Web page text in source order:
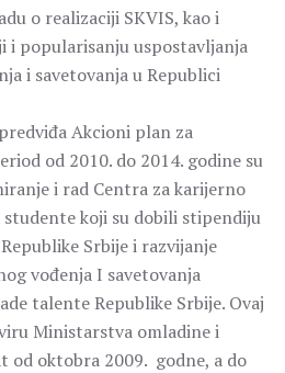
o realizaciji SKVIS, kao i
i popularisanju uspostavljanja
i savetovanja u Republici
Akcioni plan za
od 2010. do 2014. godine su
i rad Centra za karijerno
studente koji su dobili stipendiju
Srbije i razvijanje
vođenja I savetovanja
talente Republike Srbije. Ovaj
Ministarstva omladine i
od oktobra 2009. godne, a do